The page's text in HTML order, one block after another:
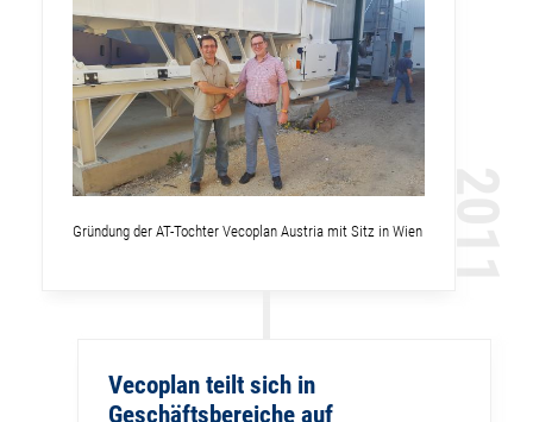
Gründung der AT-Tochter Vecoplan Austria mit Sitz in Wien
Vecoplan teilt sich in
Geschäftsbereiche auf